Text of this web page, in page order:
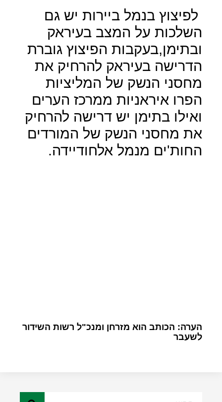
לפיצוץ בנמל ביירות יש גם
השלכות על המצב בעיראק
ובתימן,בעקבות הפיצוץ גוברת
הדרישה בעיראק להרחיק את
מחסני הנשק של המליציות
הפרו איראניות ממרכז הערים
ואילו בתימן יש דרישה להרחיק
את מחסני הנשק של המורדים
החות'ים מנמל אלחודיידה.
הערה: הכותב הוא מזרחן ומנכ"ל רשות השידור
לשעבר